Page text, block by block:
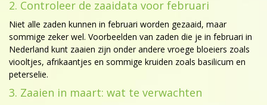
2. Controleer de zaaidata voor februari
Niet alle zaden kunnen in februari worden gezaaid, maar
sommige zeker wel. Voorbeelden van zaden die je in februari in
Nederland kunt zaaien zijn onder andere vroege bloeiers zoals
viooltjes, afrikaantjes en sommige kruiden zoals basilicum en
peterselie.
3. Zaaien in maart: wat te verwachten